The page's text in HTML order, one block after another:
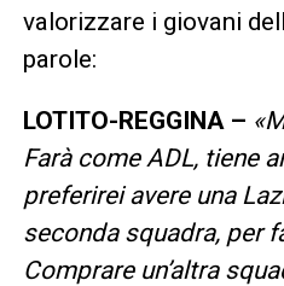
valorizzare i giovani
parole:
LOTITO-REGGINA –
Farà come ADL, tiene
preferirei avere una
seconda squadra, per
Comprare un’altra